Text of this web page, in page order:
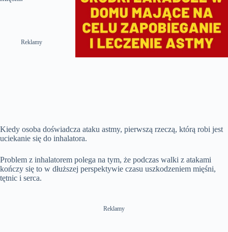
Reklamy
Kiedy osoba doświadcza ataku astmy, pierwszą rzeczą, którą robi jest
uciekanie się do inhalatora.
Problem z inhalatorem polega na tym, że podczas walki z atakami
kończy się to w dłuższej perspektywie czasu uszkodzeniem mięśni,
tętnic i serca.
Reklamy